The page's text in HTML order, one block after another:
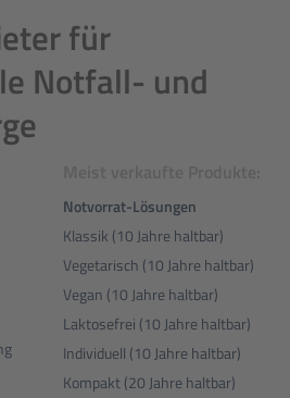
für
Notfall- und
Notvorrat-Lösungen
Klassik (10 Jahre haltbar)
Vegetarisch (10 Jahre haltbar)
Vegan (10 Jahre haltbar)
Laktosefrei (10 Jahre haltbar)
Individuell (10 Jahre haltbar)
Kompakt (20 Jahre haltbar)